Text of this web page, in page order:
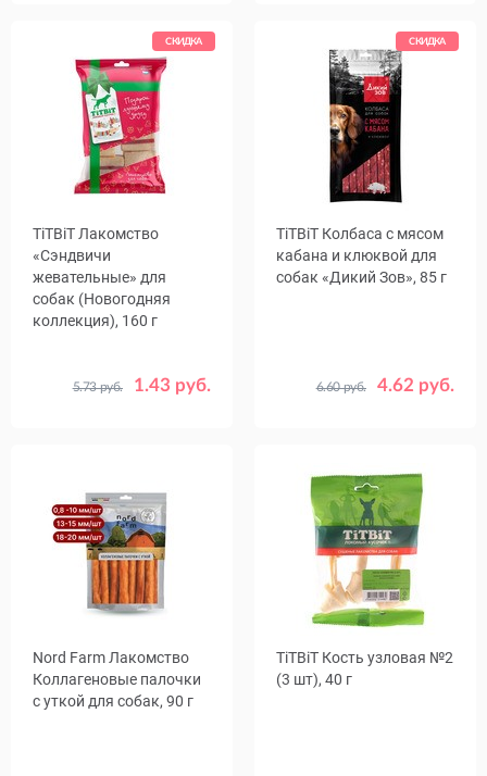
СКИДКА
TiTBiT Лакомство
«Сэндвичи
жевательные» для
собак (Новогодняя
коллекция), 160 г
1.43 руб.
5.73 руб.
03.10.26
СКИДКА
TiTBiT Колбаса с мясом
кабана и клюквой для
собак «Дикий Зов», 85 г
4.62 руб.
6.60 руб.
05.12.26
Nord Farm Лакомство
Коллагеновые палочки
с уткой для собак, 90 г
TiTBiТ Кость узловая №2
(3 шт), 40 г